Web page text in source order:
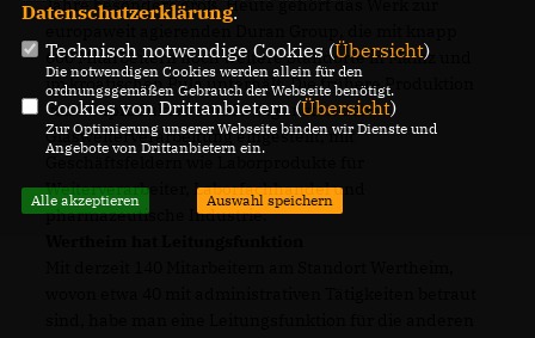
Jahre besonders groß. Heute gehört das Werk zur
600 Mitarbeitern noch weitere Standorte in Mainz und
im kroatischen Pula unterhält. Die frühere Produktion
von Rohprodukten wurde zugunsten der
Glasweiterverarbeitung eingestellt, mit
Geschäftsfeldern wie Laborprodukte für
Weiterverarbeiter, Laborfachhandel und
pharmazeutische Industrie.
Datenschutzerklärung.
Technisch notwendige Cookies (Übersicht)
Die notwendigen Cookies werden allein für den
ordnungsgemäßen Gebrauch der Webseite benötigt.
Cookies von Drittanbietern (Übersicht)
Zur Optimierung unserer Webseite binden wir Dienste und
Angebote von Drittanbietern ein.
Alle akzeptieren Auswahl speichern